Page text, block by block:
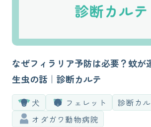
なぜフィラリア予防は必要？蚊が
生虫の話｜診断カルテ
犬 フェレット
診断カ
オダガワ動物病院